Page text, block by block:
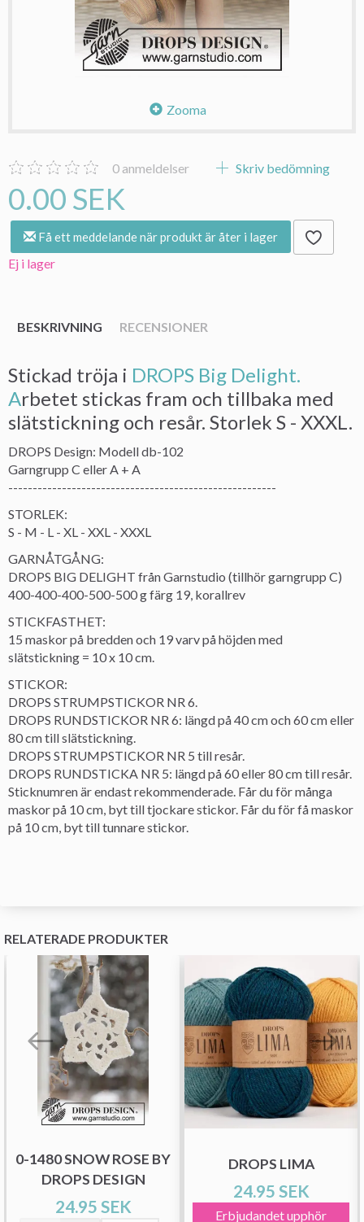
Zooma
0 anmeldelser Skriv bedömning
0.00 SEK
Få ett meddelande när produkt är åter i lager
Ej i lager
BESKRIVNING RECENSIONER
Stickad tröja i DROPS Big Delight.
Arbetet stickas fram och tillbaka med
slätstickning och resår. Storlek S - XXXL.
DROPS Design: Modell db-102
Garngrupp C eller A + A
-------------------------------------------------------
STORLEK:
S - M - L - XL - XXL - XXXL
GARNÅTGÅNG:
DROPS BIG DELIGHT från Garnstudio (tillhör garngrupp C)
400-400-400-500-500 g färg 19, korallrev
STICKFASTHET:
15 maskor på bredden och 19 varv på höjden med
slätstickning = 10 x 10 cm.
STICKOR:
DROPS STRUMPSTICKOR NR 6.
DROPS RUNDSTICKOR NR 6: längd på 40 cm och 60 cm eller
80 cm till slätstickning.
DROPS STRUMPSTICKOR NR 5 till resår.
DROPS RUNDSTICKA NR 5: längd på 60 eller 80 cm till resår.
Sticknumren är endast rekommenderade. Får du för många
maskor på 10 cm, byt till tjockare stickor. Får du för få maskor
på 10 cm, byt till tunnare stickor.
RELATERADE PRODUKTER
0-1480 SNOW ROSE BY
DROPS DESIGN
24.95 SEK
DROPS LIMA
24.95 SEK
Erbjudandet upphör